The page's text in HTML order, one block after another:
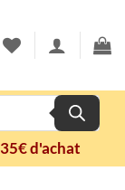
d'achat